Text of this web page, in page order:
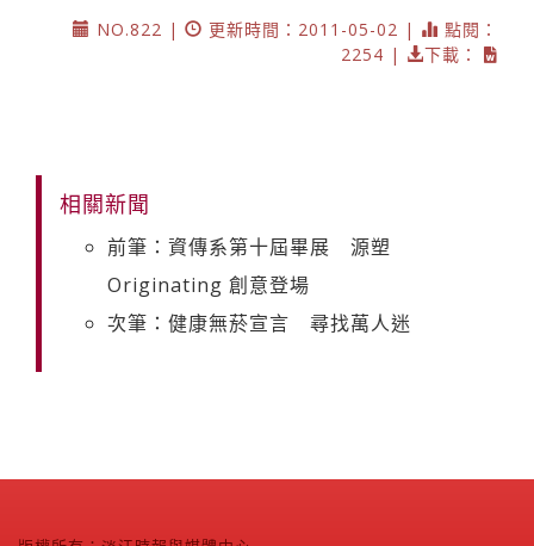
NO.822 |
更新時間：2011-05-02 |
點閱：
2254 |
下載：
相關新聞
前筆：資傳系第十屆畢展 源塑
Originating 創意登場
次筆：健康無菸宣言 尋找萬人迷